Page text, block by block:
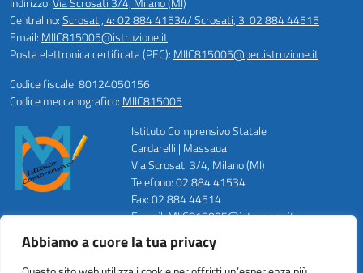
Abbiamo a cuore la tua privacy
Centralino:Scrosati, 4: 02 884 41534/ Scrosati, 3: 02 884 44515
Email: MIIC815005@istruzione.it
Posta elettronica certificata (PEC): MIIC815005@pec.istruzione.it
Codice fiscale: 80124050156
Codice meccanografico: MIIC815005
Istituto Comprensivo Statale
Cardarelli | Massaua
Via Scrosati 3/4, Milano (MI)
Telefono: 02 884 41534
Fax: 02 884 44514
E-mail: MIIC815005@istruzione.it
PEC: MIIC815005@pec.istruzione.it
Codice Meccanografico: MIIC815005
Codice Fiscale: 80124050156